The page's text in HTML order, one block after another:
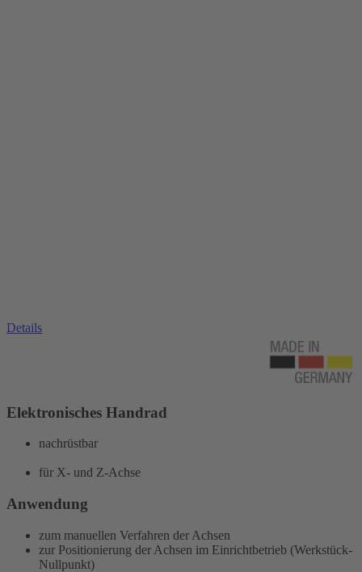
Details
Elektronisches Handrad
nachrüstbar
für X- und Z-Achse
Anwendung
zum manuellen Verfahren der Achsen
zur Positionierung der Achsen im Einrichtbetrieb (Werkstück-
Nullpunkt)